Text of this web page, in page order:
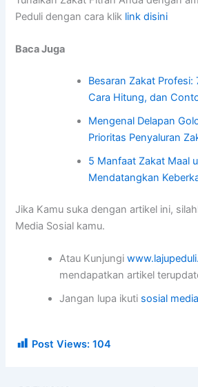
Peduli dengan cara klik link disini
Baca Juga
Besaran Zakat Profesi:
Cara Hitung, dan
Mengenal Delapan
Prioritas Penyaluran
5 Manfaat Zakat Maal
Mendatangkan
Jika Kamu suka dengan artikel ini,
Media Sosial kamu.
Atau Kunjungi
mendapatkan artikel
Jangan lupa ikuti sosial media
Post Views: 104